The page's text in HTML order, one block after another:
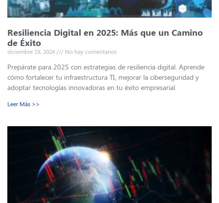
Resiliencia Digital en 2025: Más que un Camino
de Éxito
diciembre 19, 2024 No hay comentarios
Prepárate para 2025 con estrategias de resiliencia digital. Aprende
cómo fortalecer tu infraestructura TI, mejorar la ciberseguridad y
adoptar tecnologías innovadoras en tu éxito empresarial.
Leer Más >>